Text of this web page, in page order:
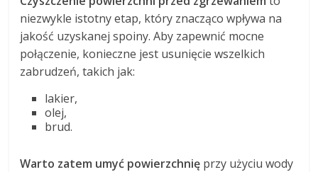
niezwykle istotny etap, który znacząco wpływa na
jakość uzyskanej spoiny. Aby zapewnić mocne
połączenie, konieczne jest usunięcie wszelkich
zabrudzeń, takich jak:
lakier,
olej,
brud.
Warto zatem umyć powierzchnię przy użyciu wody